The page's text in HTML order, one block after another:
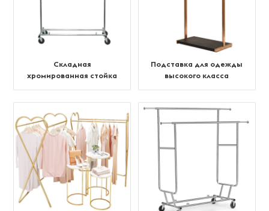
Складная
хромированная стойка
Подставка для одежды
высокого класса